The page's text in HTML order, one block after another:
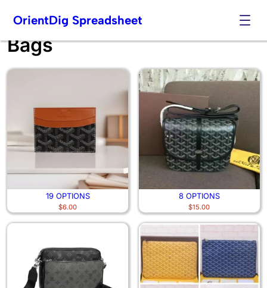
Skip
content
OrientDig Spreadsheet
Bags
19 OPTIONS
$6.00
8 OPTIONS
$15.00